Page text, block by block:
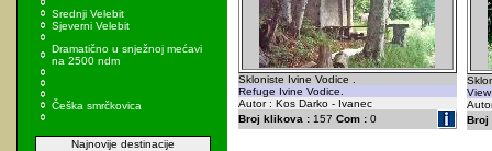
Srednji Velebit
Sjeverni Velebit
Dramatično u snježnoj mećavi
na 2500 ndm
Češka smrčkovica
Najnovije destinacije
Skloniste Ivine Vodice .
Refuge Ivine Vodice.
Autor : Kos Darko - Ivanec
Broj klikova :157 Com :0
Broj